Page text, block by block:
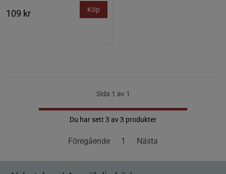
109 kr Köp
Sida 1 av 1
Du har sett 3 av 3 produkter
Föregående 1 Nästa